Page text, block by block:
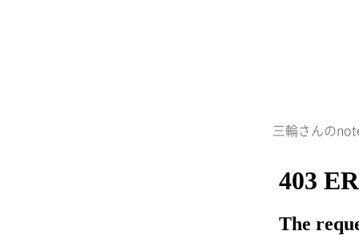
三輪さんの